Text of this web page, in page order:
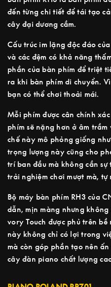
đến từng chi tiết để tái tạo
cây đại dương cầm.
Cấu trúc im lặng độc đáo
và các đệm có khả năng
phần của bàn phím để triệt
ra khi bàn phím di chuyển.
bạn có thể chơi thoải mái.
Mỗi phím được cân chính
phím sẽ nặng hơn ở âm
chế này mô phỏng giống
trọng lượng này cũng cho
trí ban đầu mà không cần
trải nghiệm chơi mượt mà, tự
Bộ máy bàn phím RH3 của
dẫn, mịn màng nhưng
vory Touch được phủ trên
này không chỉ có lợi trong
mà còn góp phần tạo nên
cây đàn piano chất lượng